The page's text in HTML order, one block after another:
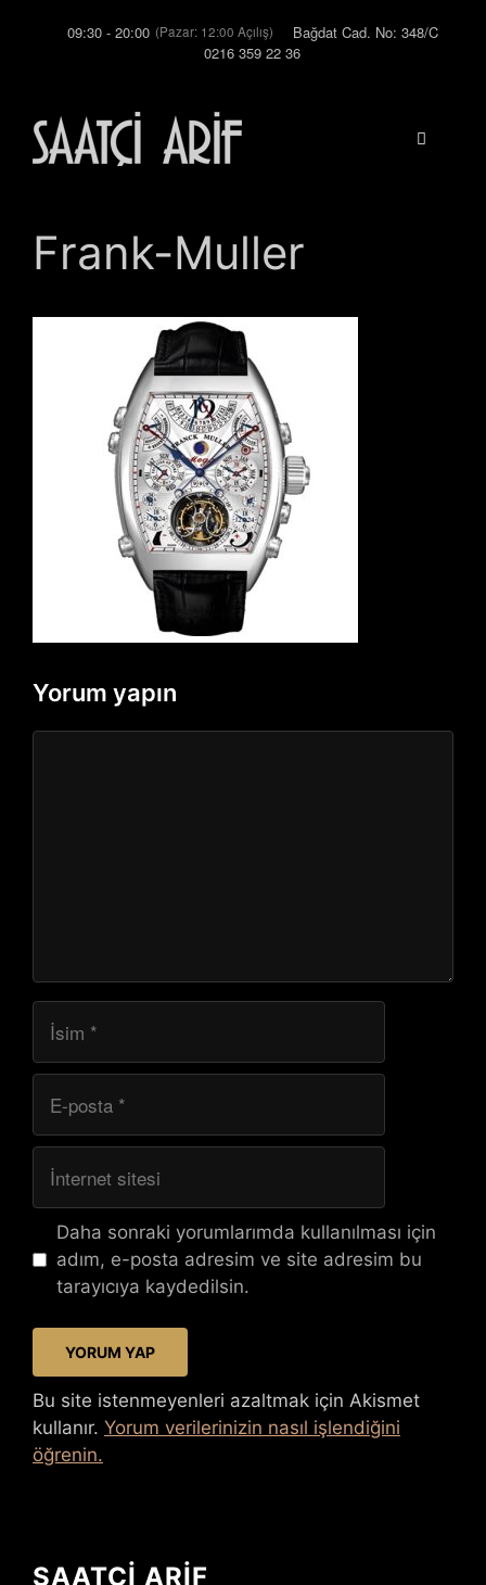
09:30 - 20:00 (Pazar: 12:00 Açılış)
Bağdat Cad. No: 348/C
0216 359 22 36
Frank-Muller
Yorum yapın
posta
sitesi
Daha sonraki yorumlarımda kullanılması için
adım, e-posta adresim ve site adresim bu
tarayıcıya kaydedilsin.
Bu site istenmeyenleri azaltmak için Akismet
kullanır. Yorum verilerinizin nasıl işlendiğini
öğrenin.
SAATÇİ ARİF